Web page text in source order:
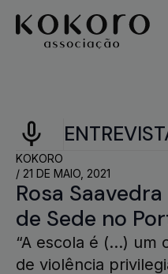
KOKORO
/ 21 DE MAIO, 2021
Rosa
de Sede no
“A escola é (…) um
de violência